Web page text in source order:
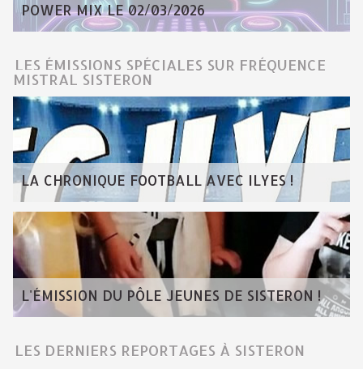
POWER MIX LE 02/03/2026
LES ÉMISSIONS SPÉCIALES SUR FRÉQUENCE
MISTRAL SISTERON
LA CHRONIQUE FOOTBALL AVEC ILYES !
L'ÉMISSION DU PÔLE JEUNES DE SISTERON !
LES DERNIERS REPORTAGES À SISTERON